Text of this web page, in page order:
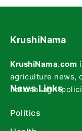
KrushiNama
KrushiNama.com
agriculture news,
national agri-
News Links
Politics